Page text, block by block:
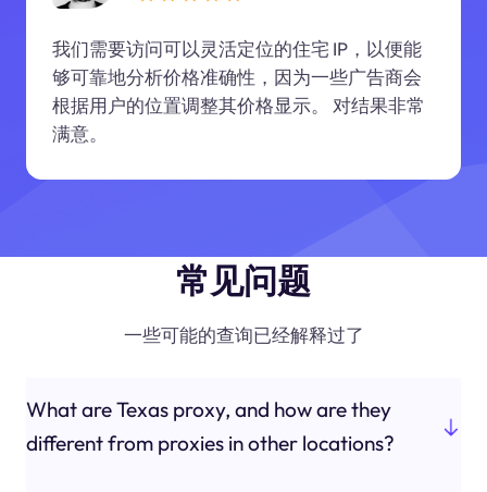
我们需要访问可以灵活定位的住宅 IP，以便能
够可靠地分析价格准确性，因为一些广告商会
根据用户的位置调整其价格显示。 对结果非常
满意。
常见问题
一些可能的查询已经解释过了
What are Texas proxy, and how are they
different from proxies in other locations?